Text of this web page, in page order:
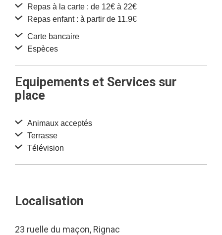
Repas à la carte : de 12€ à 22€
Repas enfant : à partir de 11.9€
Carte bancaire
Espèces
Equipements et Services sur
place
Animaux acceptés
Terrasse
Télévision
Localisation
23 ruelle du maçon, Rignac